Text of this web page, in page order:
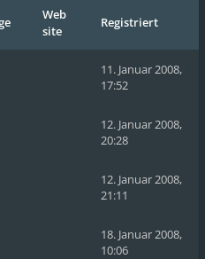
Web
site
Registriert
11. Januar 2008,
17:52
12. Januar 2008,
20:28
12. Januar 2008,
21:11
18. Januar 2008,
10:06